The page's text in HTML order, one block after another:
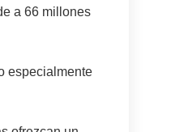
a 66 millones
especialmente